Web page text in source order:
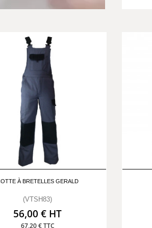
À BRETELLES GERALD
(VTSH83)
56,00 € HT
67,20 € TTC